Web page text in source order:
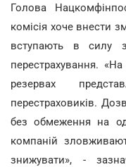
Голова
комісія хоче внести
вступають в силу
перестрахування.
резервах
перестраховиків.
без обмеження на
компаній
знижувати», -